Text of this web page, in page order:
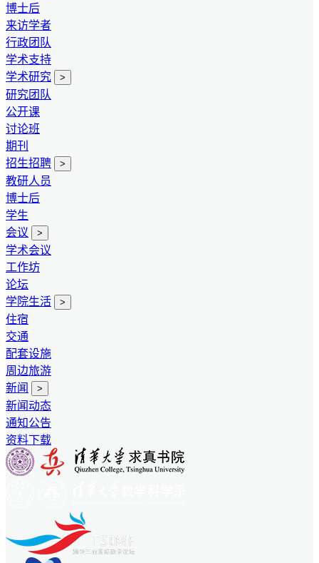
博士后
来访学者
行政团队
学术支持
学术研究
>
研究团队
公开课
讨论班
期刊
招生招聘
>
教研人员
博士后
学生
会议
>
学术会议
工作坊
论坛
学院生活
>
住宿
交通
配套设施
周边旅游
新闻
>
新闻动态
通知公告
资料下载